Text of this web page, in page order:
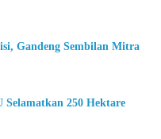
Gandeng Sembilan Mitra
Selamatkan 250 Hektare